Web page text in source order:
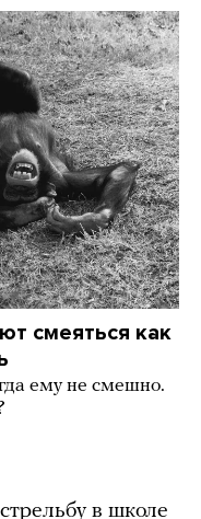
смеяться как
ему не смешно.
в школе